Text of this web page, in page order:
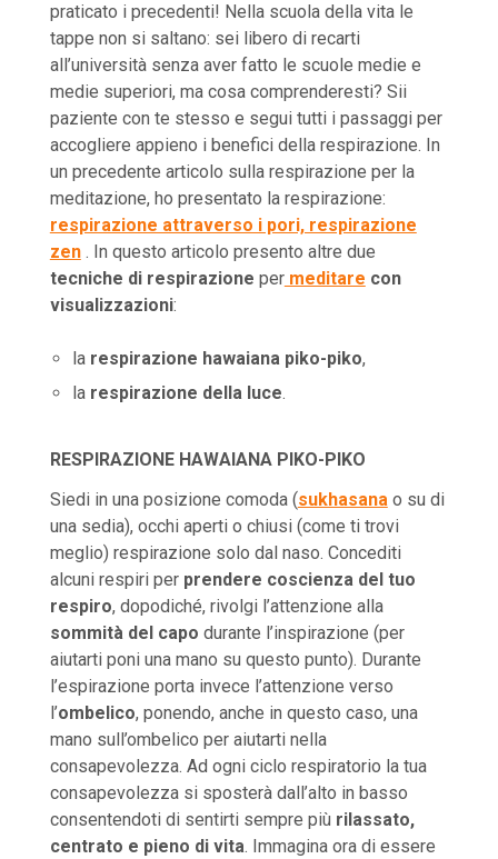
praticato i precedenti! Nella scuola della vita le
tappe non si saltano: sei libero di recarti
all’università senza aver fatto le scuole medie e
medie superiori, ma cosa comprenderesti? Sii
paziente con te stesso e segui tutti i passaggi per
accogliere appieno i benefici della respirazione. In
un precedente articolo sulla respirazione per la
meditazione, ho presentato la respirazione:
respirazione attraverso i pori, respirazione
zen. In questo articolo presento altre due
tecniche di respirazione permeditare con
visualizzazioni:
la respirazione hawaiana piko-piko,
la respirazione della luce.
RESPIRAZIONE HAWAIANA PIKO-PIKO
Siedi in una posizione comoda (sukhasanao su di
una sedia), occhi aperti o chiusi (come ti trovi
meglio) respirazione solo dal naso. Concediti
alcuni respiri perprendere coscienza del tuo
respiro, dopodiché, rivolgi l’attenzione alla
sommità del capo durante l’inspirazione (per
aiutarti poni una mano su questo punto). Durante
l’espirazione porta invece l’attenzione verso
l’ombelico, ponendo, anche in questo caso, una
mano sull’ombelico per aiutarti nella
consapevolezza. Ad ogni ciclo respiratorio la tua
consapevolezza si sposterà dall’alto in basso
consentendoti di sentirti sempre più rilassato,
centrato e pieno di vita. Immagina ora di essere